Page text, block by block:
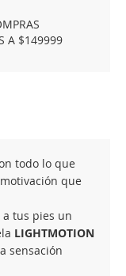
A $149999
todo lo que
que
tus pies un
LIGHTMOTION
sensación